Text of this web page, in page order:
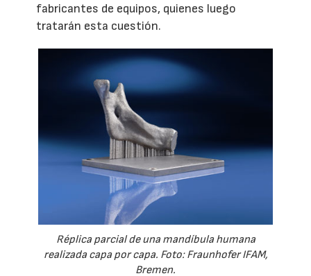
fabricantes de equipos, quienes luego
tratarán esta cuestión.
Réplica parcial de una mandíbula humana
realizada capa por capa. Foto: Fraunhofer IFAM,
Bremen.